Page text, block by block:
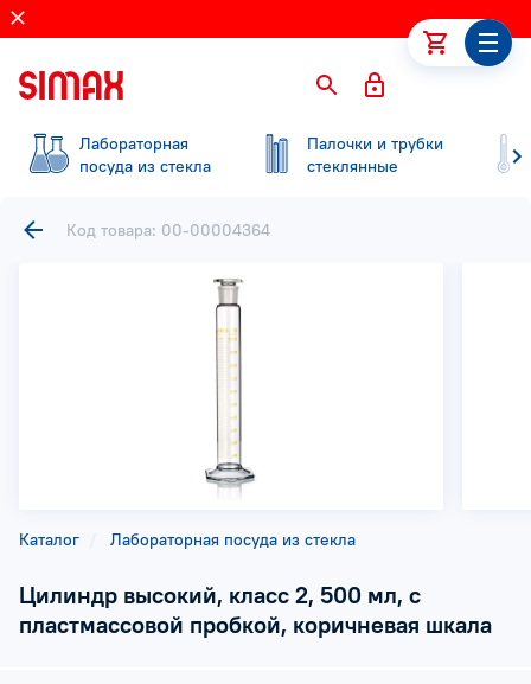
Лабораторная
посуда из стекла
Палочки и трубки
стеклянные
Каталог Лабораторная посуда из стекла
Цилиндр высокий, класс 2, 500 мл, с
пластмассовой пробкой, коричневая шкала
Код товара: 00-00004364